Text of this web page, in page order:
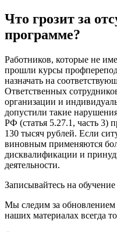
Что грозит за
программе?
Работников, которые не
прошли курсы
назначать на
Ответственных
организации и
допустили такие
РФ (статья 5.27.1, часть 3)
130 тысяч рублей. Если
виновным применяются
дисквалификации и
деятельности.
Записывайтесь на
Мы следим за обновлением
наших материалах всегда